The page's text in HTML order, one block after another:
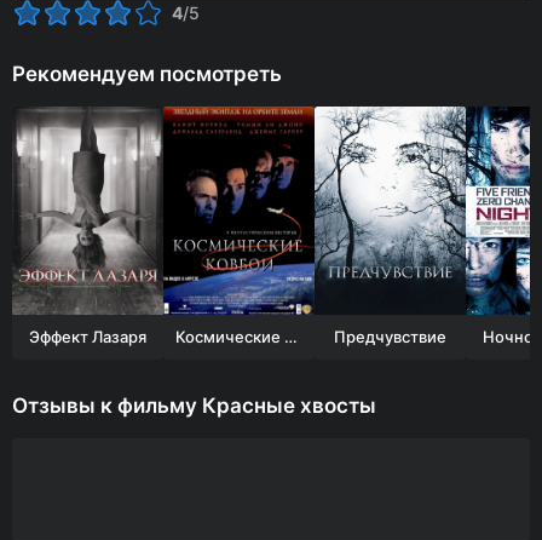
4/5
Рекомендуем посмотреть
Эффект Лазаря Космические ковбои Предчувствие
Отзывы к фильму Красные хвосты